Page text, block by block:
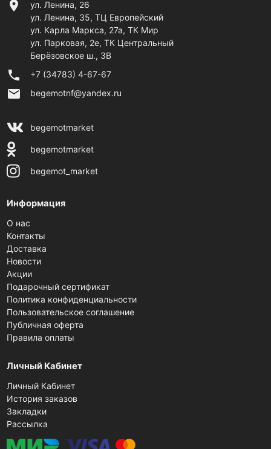
location_on
ул. Ленина, 26
ул. Ленина, 35, ТЦ Европейский
ул. Карла Маркса, 27а, ТК Мир
ул. Парковая, 2е, ТК Центральный
Берёзовское ш., 3В
phone +7 (34783) 4-67-67
email begemotnf@yandex.ru
begemotmarket
begemotmarket
begemot_market
Информация
О нас
Контакты
Доставка
Новости
Акции
Подарочный сертификат
Политика конфиденциальности
Пользовательское соглашение
Публичная оферта
Правила оплаты
Личный Кабинет
Личный Кабинет
История заказов
Закладки
Рассылка